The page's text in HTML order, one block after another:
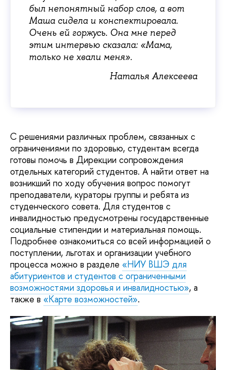
был непонятный набор слов, а вот
Маша сидела и конспектировала.
Очень ей горжусь. Она мне перед
этим интервью сказала: «Мама,
только не хвали меня».
Наталья Алексеева
С решениями различных проблем, связанных с
ограничениями по здоровью, студентам всегда
готовы помочь в Дирекции сопровождения
отдельных категорий студентов. А найти ответ на
возникший по ходу обучения вопрос помогут
преподаватели, кураторы группы и ребята из
студенческого совета. Для студентов с
инвалидностью предусмотрены государственные
социальные стипендии и материальная помощь.
Подробнее ознакомиться со всей информацией о
поступлении, льготах и организации учебного
процесса можно в разделе «НИУ ВШЭ для
абитуриентов и студентов с ограниченными
возможностями здоровья и инвалидностью», а
также в «Карте возможностей».